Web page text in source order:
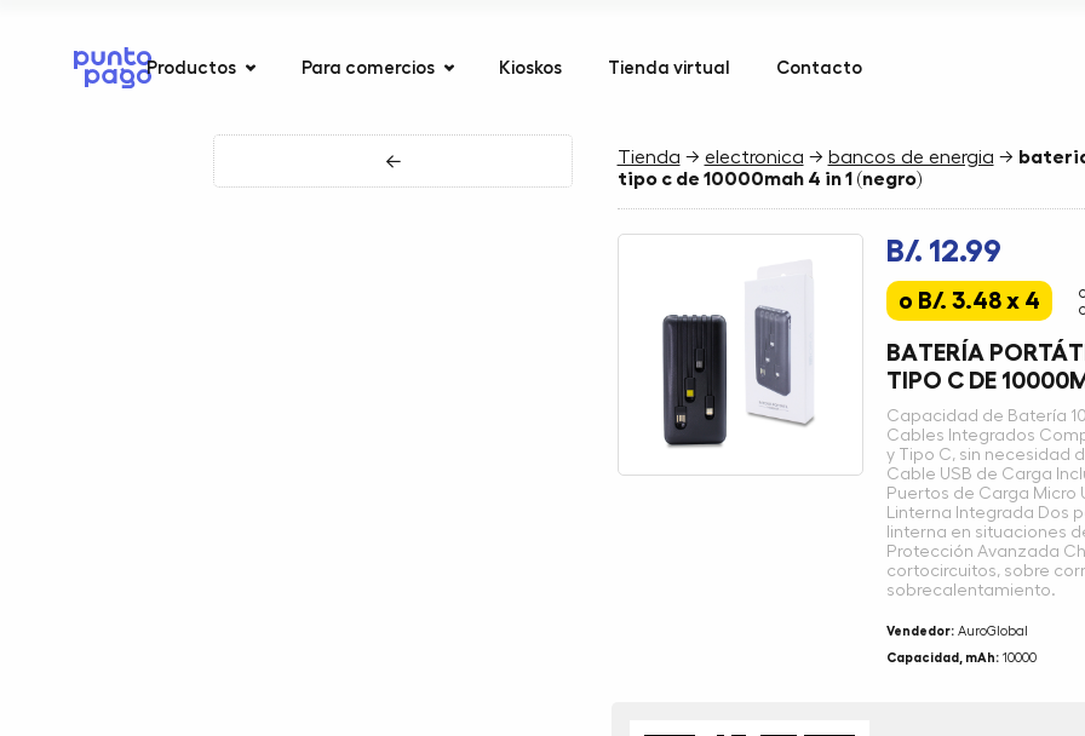
Productos Para comercios Kioskos Tienda virtual Contacto
← Tienda → electronica → bancos de energia →
tipo c de 10000mah 4 in 1 (negro)
B/. 12.99
o B/. 3.48 x 4
BATERÍA
TIPO C DE
Capacidad de Batería
Cables Integrados
y Tipo C, sin necesidad
Cable USB de Carga
Puertos de Carga Micro
Linterna Integrada Dos
linterna en situaciones
Protección Avanzada
cortocircuitos, sobre
sobrecalentamiento.
Vendedor:AuroGlobal
Capacidad, mAh:10000